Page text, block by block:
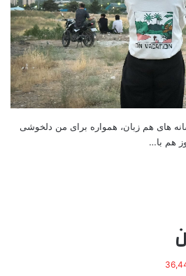
های هم ‌زبان، همواره برای من دلخوشی
هم با…